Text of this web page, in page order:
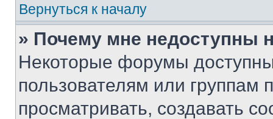
Вернуться к началу
» Почему мне недоступны
Некоторые форумы
пользователям или группам
просматривать, создавать